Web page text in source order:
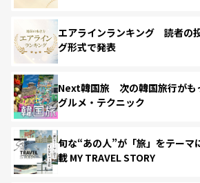
エアラインランキング 読者の
グ形式で発表
Next韓国旅 次の韓国旅行がも
グルメ・テクニック
旬な“あの人”が「旅」をテーマ
載 MY TRAVEL STORY